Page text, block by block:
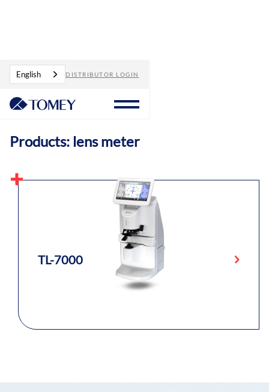
English DISTRIBUTOR LOGIN
Products lens meter
Products: lens meter
TL-7000